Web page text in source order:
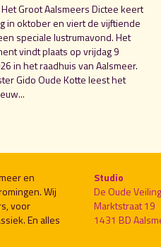
Groot Aalsmeers Dictee keert
in oktober en viert de vijftiende
speciale lustrumavond. Het
vindt plaats op vrijdag 9
in het raadhuis van Aalsmeer.
Gido Oude Kotte leest het
en
Wij
voor
En alles
Studio
De Oude Veiling
Marktstraat 19
1431 BD